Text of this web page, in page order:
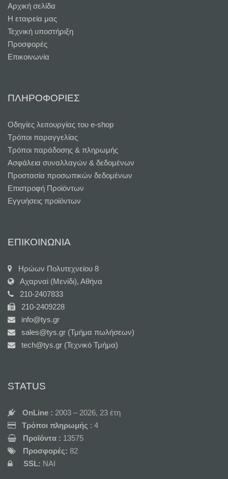
Αρχική σελίδα
Η εταιρεία μας
Τεχνική υποστήριξη
Προσφορές
Επικοινωνία
ΠΛΗΡΟΦΟΡΙΕΣ
Oδηγίες λειτουργίας του e-shop
Τρόποι παραγγελίας
Τρόποι παράδοσης & πληρωμής
Ασφάλεια συναλλαγών & δεδομένων
Προστασία προσωπικών δεδομένων
Επιστροφή Προϊόντων
Εγγυήσεις προϊόντων
ΕΠΙΚΟΙΝΩΝΙΑ
Ηρώων Πολυτεχνείου 8
Αχαρναί (Μενίδι), Αθήνα
210-2407833
210-2409228
info@tys.gr
sales@tys.gr (Τμήμα πωλήσεων)
tech@tys.gr (Τεχνικό Τμήμα)
STATUS
OnLine : 2003 – 2026, 23 έτη
Τρόποι πληρωμής : 4
Προϊόντα : 13575
Προσφορές: 82
SSL: NAI